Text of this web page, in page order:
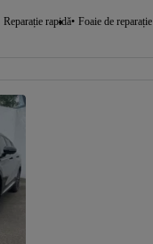
Reparație rapidă Foaie de reparație